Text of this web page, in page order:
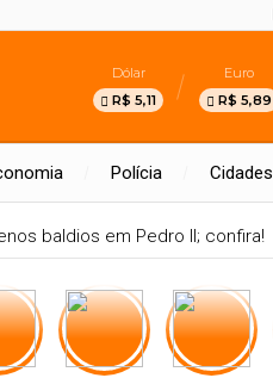
Dólar
R$ 5,11
Euro
R$ 5,89
Polícia Cidades
baldios em Pedro II; confira!